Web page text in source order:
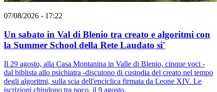
07/08/2026 - 17:22
Un sabato in Val di Blenio tra creato e algoritmi con
la Summer School della Rete Laudato si'
Il 29 agosto, alla Casa Montanina in Valle di Blenio, cinque voci -
dal biblista allo psichiatra -discutono di custodia del creato nel tempo
degli algoritmi, sulla scia dell'enciclica firmata da Leone XIV. Le
iscrizioni chiudono tra poco, il 9 agosto.